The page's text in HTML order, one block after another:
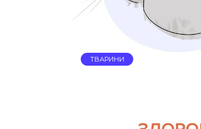
ТВАРИНИ